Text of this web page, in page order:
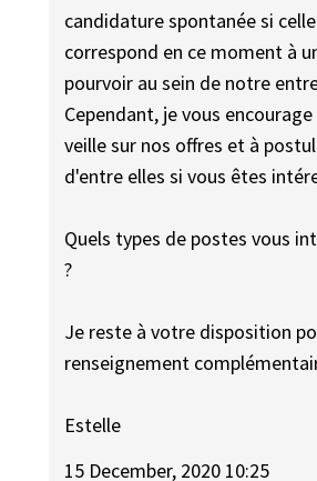
candidature spontanée si
correspond en ce moment à
pourvoir au sein de notre
Cependant, je vous
veille sur nos offres et à
d'entre elles si vous êtes
Quels types de postes vous
?
Je reste à votre disposition
renseignement
Estelle
15 December, 2020 10:25